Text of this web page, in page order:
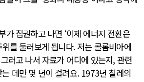
가 집권하고 나면 ‘이제 에너지 전환은
위를 둘러보게 됩니다. 저는 콜롬비아에
러고 나서 자료가 어디에 있는지, 관련
데만 몇 년이 걸려요. 1973년 칠레의